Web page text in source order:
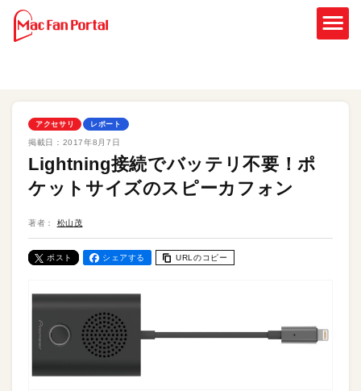
アクセサリ レポート
掲載日： 2017年8月7日
Lightning接続でバッテリ不要！ポ
ケットサイズのスピーカフォン
著者： 松山茂
ポスト シェアする URLのコピー